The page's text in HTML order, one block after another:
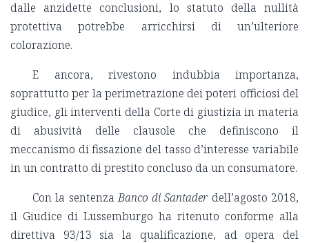
dalle anzidette conclusioni, lo statuto della nullità
protettiva potrebbe arricchirsi di un’ulteriore
colorazione.
E ancora, rivestono indubbia importanza,
soprattutto per la perimetrazione dei poteri officiosi del
giudice, gli interventi della Corte di giustizia in materia
di abusività delle clausole che definiscono il
meccanismo di fissazione del tasso d’interesse variabile
in un contratto di prestito concluso da un consumatore.
Con la sentenzaBanco di Santader dell’agosto 2018,
il Giudice di Lussemburgo ha ritenuto conforme alla
direttiva 93/13 sia la qualificazione, ad opera del